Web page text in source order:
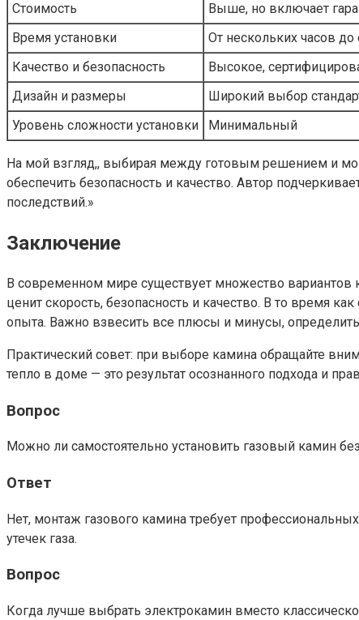
Стоимость
Выше, но включает
Время установки
От нескольких часов до
Качество и безопасность
Высокое,
Дизайн и размеры
Широкий выбор
Уровень сложности установки
Минимальный
На мой взгляд,, выбирая между готовым решением и
обеспечить безопасность и качество. Автор
последствий.»
Заключение
В современном мире существует множество вариантов
ценит скорость, безопасность и качество. В то время
опыта. Важно взвесить все плюсы и минусы,
Практический совет: при выборе камина обращайте
тепло в доме — это результат осознанного подхода и
Вопрос
Можно ли самостоятельно установить газовый камин
Ответ
Нет, монтаж газового камина требует
утечек газа.
Вопрос
Когда лучше выбрать электрокамин вместо